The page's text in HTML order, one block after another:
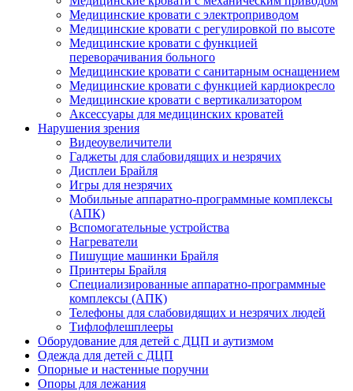
Медицинские кровати с электроприводом
Медицинские кровати с регулировкой по высоте
Медицинские кровати с функцией
переворачивания больного
Медицинские кровати с санитарным оснащением
Медицинские кровати с функцией кардиокресло
Медицинские кровати с вертикализатором
Аксессуары для медицинских кроватей
Нарушения зрения
Видеоувеличители
Гаджеты для слабовидящих и незрячих
Дисплеи Брайля
Игры для незрячих
Мобильные аппаратно-программные комплексы
(АПК)
Вспомогательные устройства
Нагреватели
Пишущие машинки Брайля
Принтеры Брайля
Специализированные аппаратно-программные
комплексы (АПК)
Телефоны для слабовидящих и незрячих людей
Тифлофлешплееры
Оборудование для детей с ДЦП и аутизмом
Одежда для детей с ДЦП
Опорные и настенные поручни
Опоры для лежания